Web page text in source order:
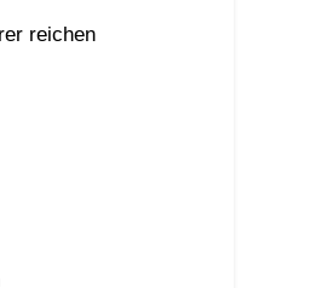
reichen